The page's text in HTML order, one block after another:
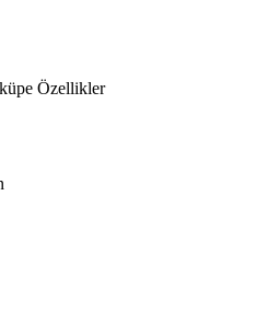
Özellikler